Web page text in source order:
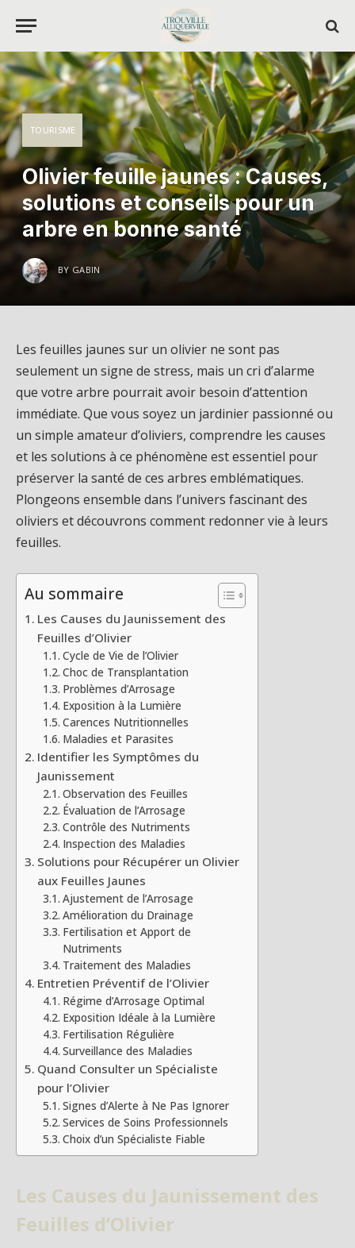
TOURISME
Olivier feuille jaunes : Causes,
solutions et conseils pour un
arbre en bonne santé
BY GABIN
Les feuilles jaunes sur un olivier ne sont pas
seulement un signe de stress, mais un cri d’alarme
que votre arbre pourrait avoir besoin d’attention
immédiate. Que vous soyez un jardinier passionné ou
un simple amateur d’oliviers, comprendre les causes
et les solutions à ce phénomène est essentiel pour
préserver la santé de ces arbres emblématiques.
Plongeons ensemble dans l’univers fascinant des
oliviers et découvrons comment redonner vie à leurs
feuilles.
Au sommaire
Les Causes du Jaunissement des
Feuilles d’Olivier
Cycle de Vie de l’Olivier
Choc de Transplantation
Problèmes d’Arrosage
Exposition à la Lumière
Carences Nutritionnelles
Maladies et Parasites
Identifier les Symptômes du
Jaunissement
Observation des Feuilles
Évaluation de l’Arrosage
Contrôle des Nutriments
Inspection des Maladies
Solutions pour Récupérer un Olivier
aux Feuilles Jaunes
Ajustement de l’Arrosage
Amélioration du Drainage
Fertilisation et Apport de
Nutriments
Traitement des Maladies
Entretien Préventif de l’Olivier
Régime d’Arrosage Optimal
Exposition Idéale à la Lumière
Fertilisation Régulière
Surveillance des Maladies
Quand Consulter un Spécialiste
pour l’Olivier
Signes d’Alerte à Ne Pas Ignorer
Services de Soins Professionnels
Choix d’un Spécialiste Fiable
Les Causes du Jaunissement des
Feuilles d’Olivier